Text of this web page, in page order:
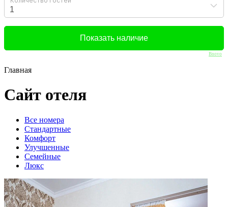
Bnovo
Главная
Сайт отеля
Вcе номера
Стандартные
Комфорт
Улучшенные
Семейные
Люкс